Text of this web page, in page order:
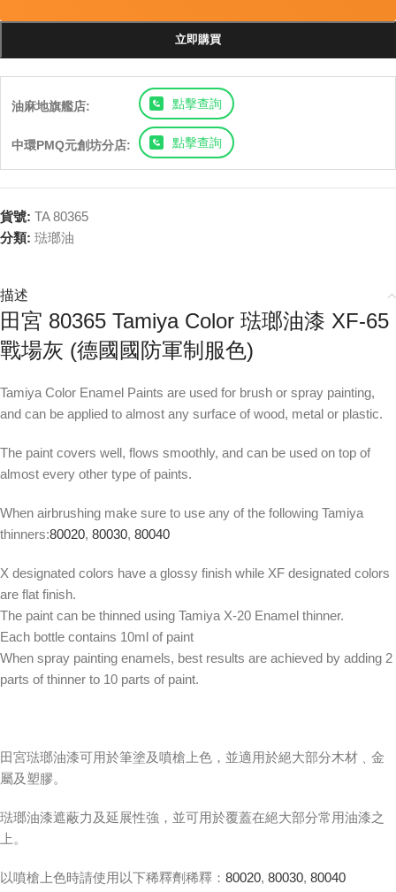
立即購買
油麻地旗艦店: 點擊查詢
中環PMQ元創坊分店: 點擊查詢
貨號: TA 80365
分類: 琺瑯油
描述
田宮 80365 Tamiya Color 琺瑯油漆 XF-65
戰場灰 (德國國防軍制服色)
Tamiya Color Enamel Paints are used for brush or spray painting,
and can be applied to almost any surface of wood, metal or plastic.
The paint covers well, flows smoothly, and can be used on top of
almost every other type of paints.
When airbrushing make sure to use any of the following Tamiya
thinners:80020, 80030, 80040
X designated colors have a glossy finish while XF designated colors
are flat finish.
The paint can be thinned using Tamiya X-20 Enamel thinner.
Each bottle contains 10ml of paint
When spray painting enamels, best results are achieved by adding 2
parts of thinner to 10 parts of paint.
田宮琺瑯油漆可用於筆塗及噴槍上色，並適用於絕大部分木材﹑金
屬及塑膠。
琺瑯油漆遮蔽力及延展性強，並可用於覆蓋在絕大部分常用油漆之
上。
以噴槍上色時請使用以下稀釋劑稀釋： 80020, 80030, 80040